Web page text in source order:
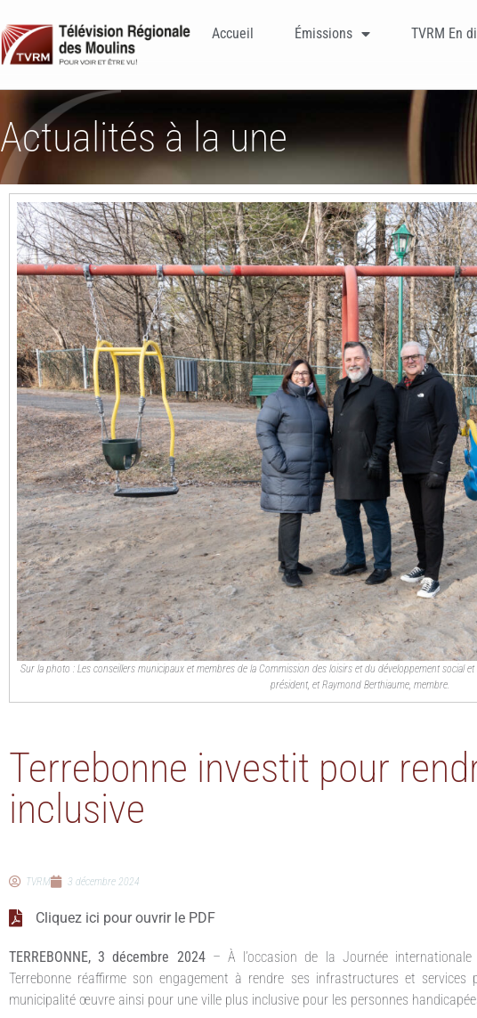
Accueil Émissions TVRM En
Actualités à la une
Sur la photo : Les conseillers municipaux et membres de la Commission des loisirs et du développement social et
président, et Raymond Berthiaume, membre.
Terrebonne investit pour
inclusive
TVRM 3 décembre 2024
Cliquez ici pour ouvrir le PDF
TERREBONNE, 3 décembre 2024– À l’occasion de la Journée internationale
Terrebonne réaffirme son engagement à rendre ses infrastructures et
municipalité œuvre ainsi pour une ville plus inclusive pour les personnes